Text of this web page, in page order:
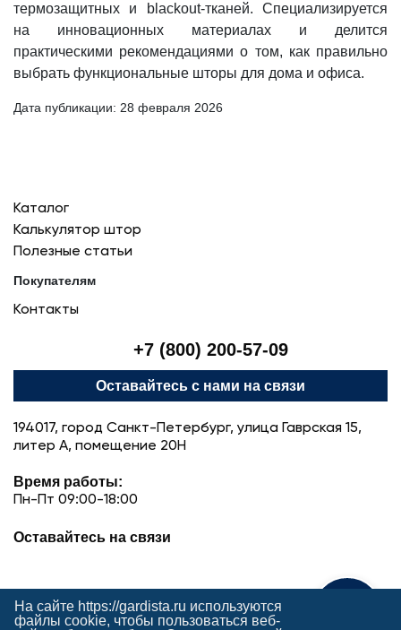
термозащитных и blackout-тканей. Специализируется
на инновационных материалах и делится
практическими рекомендациями о том, как правильно
выбрать функциональные шторы для дома и офиса.
Дата публикации: 28 февраля 2026
Каталог
Калькулятор штор
Полезные статьи
Покупателям
Контакты
+7 (800) 200-57-09
Оставайтесь с нами на связи
194017, город Санкт-Петербург, улица Гаврская 15,
литер А, помещение 20Н
Время работы:
Пн-Пт 09:00-18:00
Оставайтесь на связи
Поможем с выбором
На сайте https://gardista.ru используются
файлы cookie, чтобы пользоваться веб-